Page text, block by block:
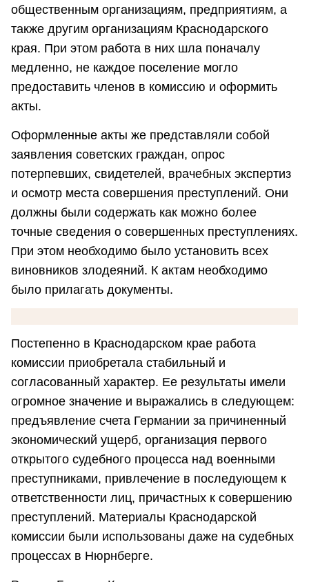
общественным организациям, предприятиям, а
также другим организациям Краснодарского
края. При этом работа в них шла поначалу
медленно, не каждое поселение могло
предоставить членов в комиссию и оформить
акты.
Оформленные акты же представляли собой
заявления советских граждан, опрос
потерпевших, свидетелей, врачебных экспертиз
и осмотр места совершения преступлений. Они
должны были содержать как можно более
точные сведения о совершенных преступлениях.
При этом необходимо было установить всех
виновников злодеяний. К актам необходимо
было прилагать документы.
Постепенно в Краснодарском крае работа
комиссии приобретала стабильный и
согласованный характер. Ее результаты имели
огромное значение и выражались в следующем:
предъявление счета Германии за причиненный
экономический ущерб, организация первого
открытого судебного процесса над военными
преступниками, привлечение в последующем к
ответственности лиц, причастных к совершению
преступлений. Материалы Краснодарской
комиссии были использованы даже на судебных
процессах в Нюрнберге.